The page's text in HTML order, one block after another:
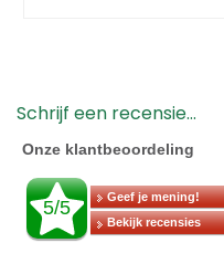
Schrijf een recensie...